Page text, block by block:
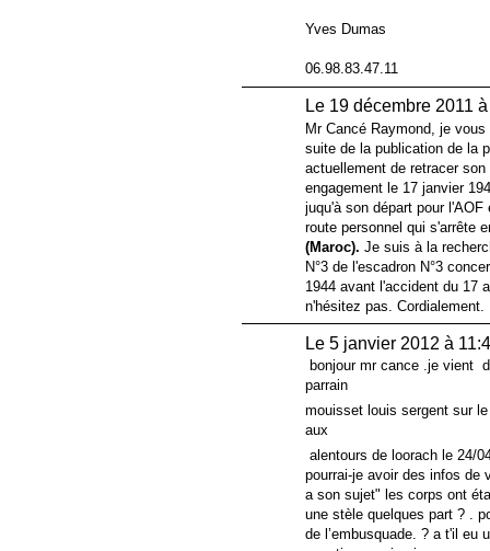
Yves Dumas
06.98.83.47.11
Le 19 décembre 2011
Mr Cancé Raymond, je
suite de la publication de la
actuellement de retracer
engagement le 17 janvier
juqu'à son départ pour
route personnel qui s'arrête
(Maroc). Je suis à la
N°3 de l'escadron N°3
1944 avant l'accident du 17
n'hésitez pas. Cordialement.
Le 5 janvier 2012 à
bonjour mr cance .je vient
parrain
mouisset louis sergent sur
aux
alentours de loorach le 24/
pourrai-je avoir des infos de
a son sujet" les corps ont
une stèle quelques part ? .
de l’embusquade. ? a t'il eu